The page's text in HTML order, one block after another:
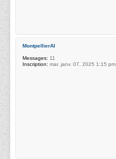
MontpellierAI
Messages: 11
Inscription: mar. janv. 07, 2025 1:15 pm